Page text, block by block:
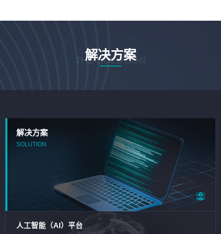
解决方案
THE SOLUTION
解决方案
SOLUTION
人工智能（AI）平台